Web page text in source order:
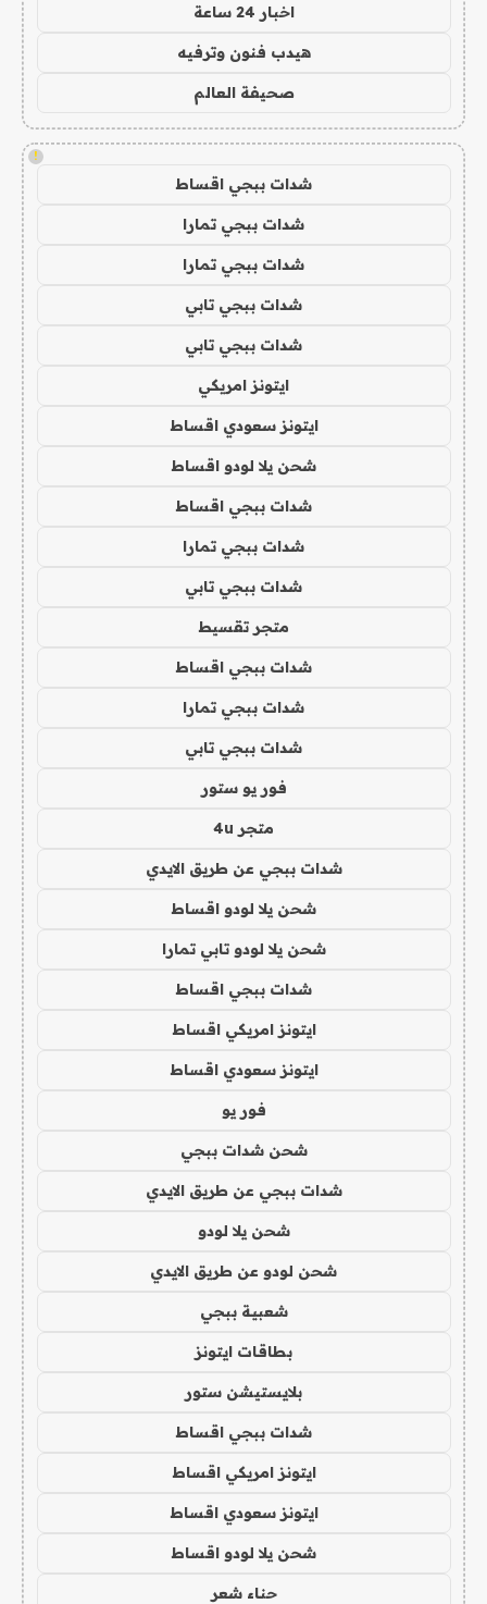
اخبار 24 ساعة
هيدب فنون وترفيه
صحيفة العالم
!
شدات ببجي اقساط
شدات ببجي تمارا
شدات ببجي تمارا
شدات ببجي تابي
شدات ببجي تابي
ايتونز امريكي
ايتونز سعودي اقساط
شحن يلا لودو اقساط
شدات ببجي اقساط
شدات ببجي تمارا
شدات ببجي تابي
متجر تقسيط
شدات ببجي اقساط
شدات ببجي تمارا
شدات ببجي تابي
فور يو ستور
متجر 4u
شدات ببجي عن طريق الايدي
شحن يلا لودو اقساط
شحن يلا لودو تابي تمارا
شدات ببجي اقساط
ايتونز امريكي اقساط
ايتونز سعودي اقساط
فور يو
شحن شدات ببجي
شدات ببجي عن طريق الايدي
شحن يلا لودو
شحن لودو عن طريق الايدي
شعبية ببجي
بطاقات ايتونز
بلايستيشن ستور
شدات ببجي اقساط
ايتونز امريكي اقساط
ايتونز سعودي اقساط
شحن يلا لودو اقساط
حناء شعر